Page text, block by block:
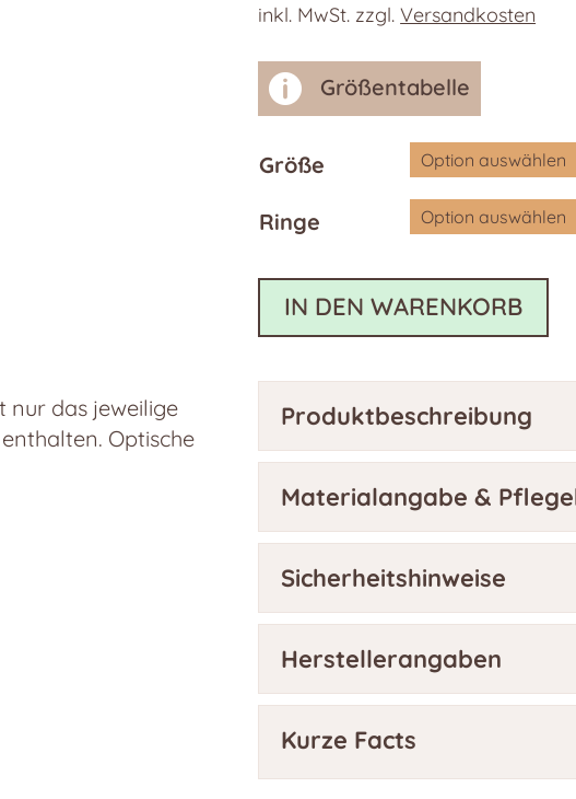
nur das jeweilige
Optische
inkl. MwSt. zzgl.Versandkosten
 Größentabelle
Größe
Ringe
IN DEN WARENKORB
Produktbeschreibung
Materialangabe &
Sicherheitshinweise
Herstellerangaben
Kurze Facts